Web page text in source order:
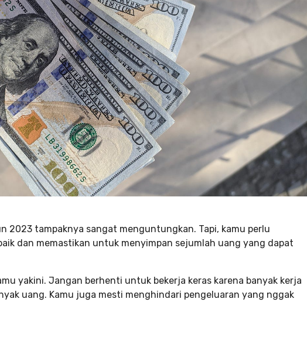
2023 tampaknya sangat menguntungkan. Tapi, kamu perlu
dan memastikan untuk menyimpan sejumlah uang yang dapat
yakini. Jangan berhenti untuk bekerja keras karena banyak kerja
uang. Kamu juga mesti menghindari pengeluaran yang nggak